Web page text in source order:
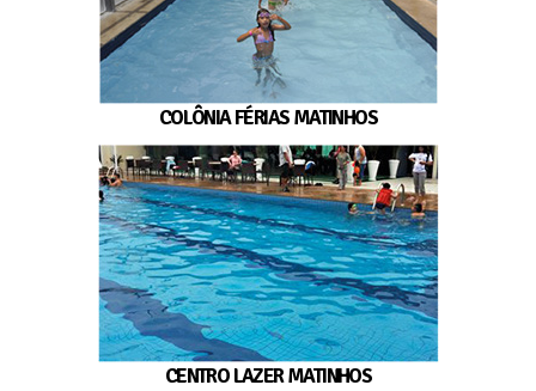
COLÔNIA FÉRIAS MATINHOS
CENTRO LAZER MATINHOS